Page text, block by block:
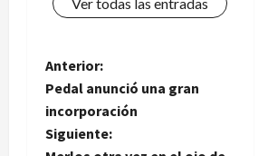
N
a
v
Anterior:
Pedal anunció una gran
incorporación
Siguiente: